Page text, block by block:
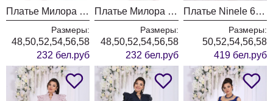
Платье Милора Стиль 1455 синий
Размеры:
48,50,52,54,56,58
232 бел.руб
Платье Милора Стиль 1455 зеленый
Размеры:
48,50,52,54,56,58
232 бел.руб
Платье Ninele 6131 молочный
Размеры:
50,52,54,56,58
419 бел.руб